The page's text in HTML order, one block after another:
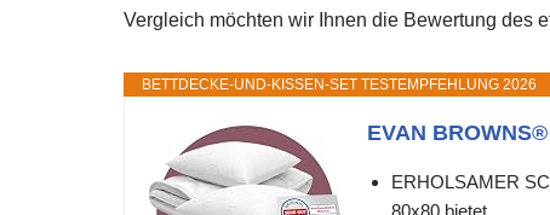
Vergleich möchten wir Ihnen die Bewertung des
BETTDECKE-UND-KISSEN-SET TESTEMPFEHLUNG 2026
EVAN
ERHOLSAMER